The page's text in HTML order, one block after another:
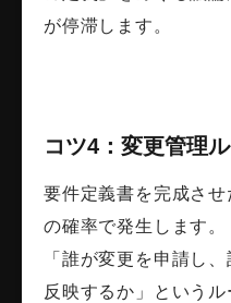
が停滞します。
コツ4：変更管理
要件定義書を完成さ
の確率で発生します。
「誰が変更を申請し
反映するか」という